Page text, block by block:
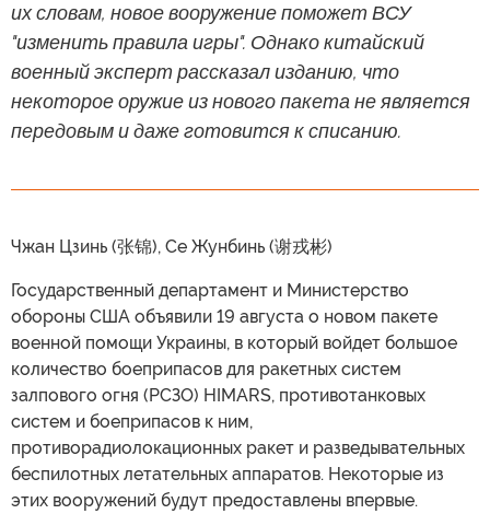
их словам, новое вооружение поможет ВСУ
"изменить правила игры". Однако китайский
военный эксперт рассказал изданию, что
некоторое оружие из нового пакета не является
передовым и даже готовится к списанию.
Чжан Цзинь (张锦), Се Жунбинь (谢戎彬)
Государственный департамент и Министерство
обороны США объявили 19 августа о новом пакете
военной помощи Украины, в который войдет большое
количество боеприпасов для ракетных систем
залпового огня (РСЗО) HIMARS, противотанковых
систем и боеприпасов к ним,
противорадиолокационных ракет и разведывательных
беспилотных летательных аппаратов. Некоторые из
этих вооружений будут предоставлены впервые.